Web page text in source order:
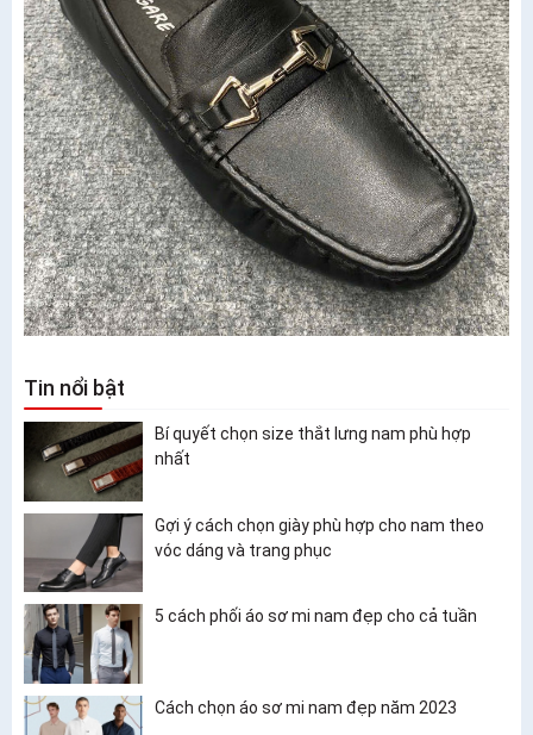
Tin nổi bật
Bí quyết chọn size thắt lưng nam phù hợp
nhất
Gợi ý cách chọn giày phù hợp cho nam theo
vóc dáng và trang phục
5 cách phối áo sơ mi nam đẹp cho cả tuần
Cách chọn áo sơ mi nam đẹp năm 2023